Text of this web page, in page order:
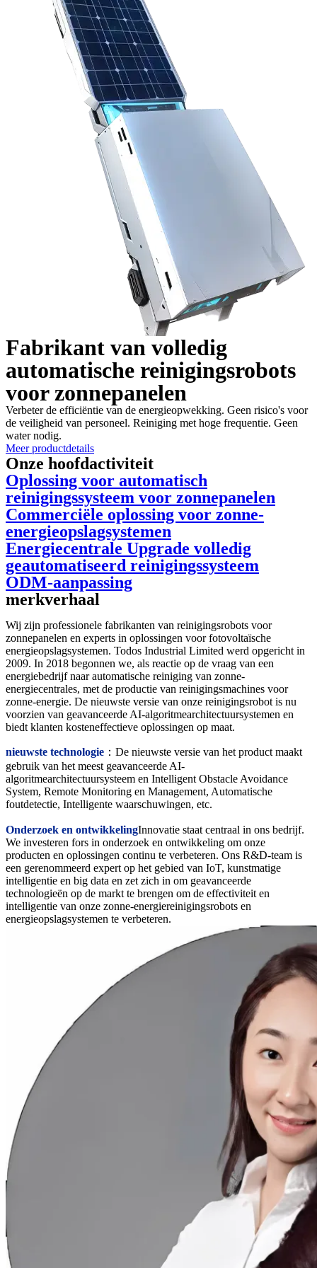
Fabrikant van volledig
automatische reinigingsrobots
voor zonnepanelen
Verbeter de efficiëntie van de energieopwekking. Geen risico's voor
de veiligheid van personeel. Reiniging met hoge frequentie. Geen
water nodig.
Meer productdetails
Onze hoofdactiviteit
Oplossing voor automatisch
reinigingssysteem voor zonnepanelen
Commerciële oplossing voor zonne-
energieopslagsystemen
Energiecentrale Upgrade volledig
geautomatiseerd reinigingssysteem
ODM-aanpassing
merkverhaal
Wij zijn professionele fabrikanten van reinigingsrobots voor
zonnepanelen en experts in oplossingen voor fotovoltaïsche
energieopslagsystemen. Todos Industrial Limited werd opgericht in
2009. In 2018 begonnen we, als reactie op de vraag van een
energiebedrijf naar automatische reiniging van zonne-
energiecentrales, met de productie van reinigingsmachines voor
zonne-energie. De nieuwste versie van onze reinigingsrobot is nu
voorzien van geavanceerde AI-algoritmearchitectuursystemen en
biedt klanten kosteneffectieve oplossingen op maat.
nieuwste technologie ：De nieuwste versie van het product maakt
gebruik van het meest geavanceerde AI-
algoritmearchitectuursysteem en Intelligent Obstacle Avoidance
System, Remote Monitoring en Management, Automatische
foutdetectie, Intelligente waarschuwingen, etc.
Onderzoek en ontwikkelingInnovatie staat centraal in ons bedrijf.
We investeren fors in onderzoek en ontwikkeling om onze
producten en oplossingen continu te verbeteren. Ons R&D-team is
een gerenommeerd expert op het gebied van IoT, kunstmatige
intelligentie en big data en zet zich in om geavanceerde
technologieën op de markt te brengen om de effectiviteit en
intelligentie van onze zonne-energiereinigingsrobots en
energieopslagsystemen te verbeteren.